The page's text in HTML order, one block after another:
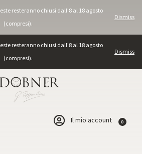
resteranno chiusi dall'8 al 18 agosto
(compresi).
Dismiss
resteranno chiusi dall'8 al 18 agosto
(compresi).
Dismiss
Il mio account 0